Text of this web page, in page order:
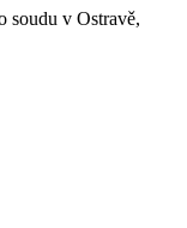
soudu v Ostravě,